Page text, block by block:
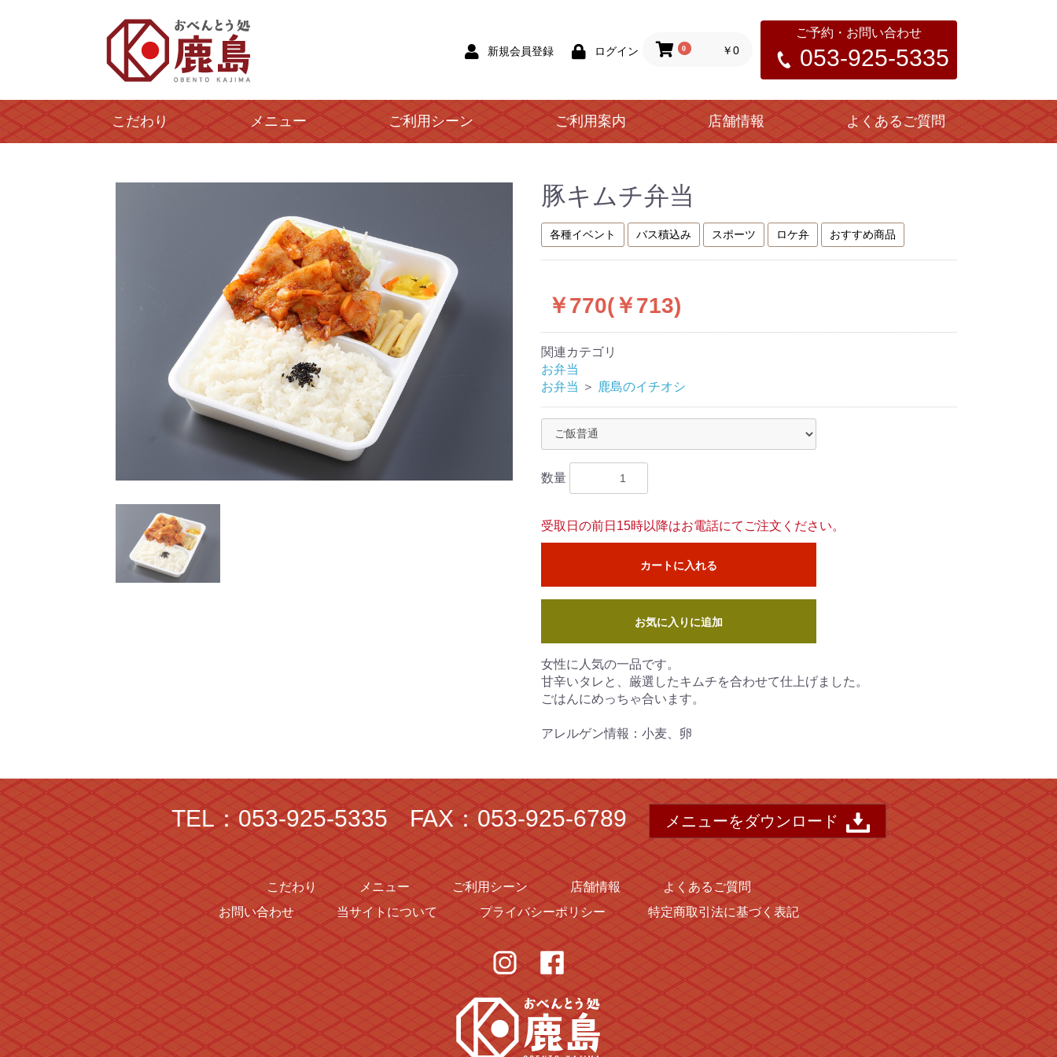
新規会員登録 ログイン 0 ￥0
ご予約・お問い合わせ
053-925-5335
こだわり メニュー ご利用シーン ご利用案内 店舗情報 よくあるご質問
豚キムチ弁当
各種イベント バス積込み スポーツ ロケ弁 おすすめ商品
￥770(￥713)
関連カテゴリ
お弁当
お弁当 ＞ 鹿島のイチオシ
数量
受取日の前日15時以降はお電話にてご注文ください。
カートに入れる
お気に入りに追加
女性に人気の一品です。
甘辛いタレと、厳選したキムチを合わせて仕上げました。
ごはんにめっちゃ合います。
アレルゲン情報：小麦、卵
TEL：053-925-5335 FAX：053-925-6789 メニューをダウンロード
こだわり メニュー ご利用シーン 店舗情報
よくあるご質問
お問い合わせ
当サイトについて プライバシーポリシー 特定商取引法に基づく表記